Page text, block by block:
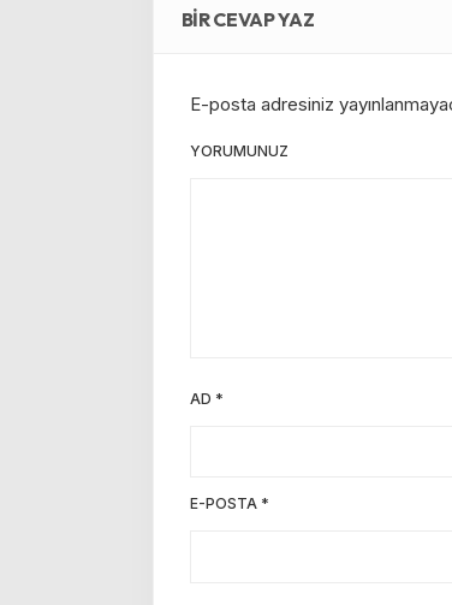
BIR CEVAP YAZ
E-posta adresiniz
YORUMUNUZ
AD *
E-POSTA *